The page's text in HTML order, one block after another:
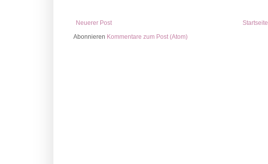
Neuerer Post
Startseite
Abonnieren Kommentare zum Post (Atom)